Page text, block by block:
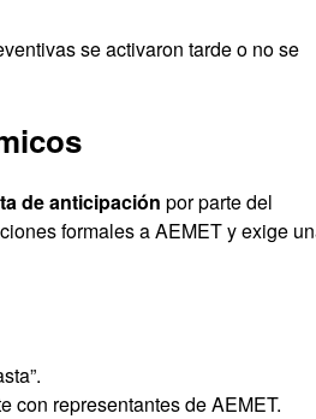
se activaron tarde o no se
de anticipación por parte del
formales a AEMET y exige
con representantes de AEMET.